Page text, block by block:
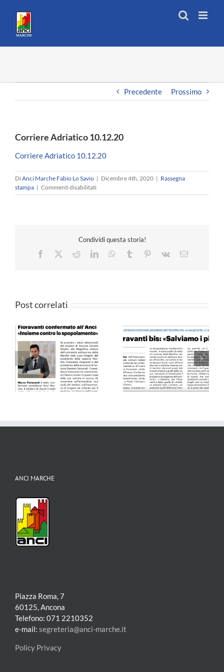
contenuto
Precedente Prossimo
Corriere Adriatico 10.12.20
Corriere Adriatico 10.12.20
DiAnci Marche Fabio Lo Savio | Dicembre 4th, 2020 | Rassegna
stampa | Commenti disabilitatisu
Corriere
Condividi questa storia!
Facebook
RedditLinkedInWhatsApp
Tumblr Pinterest
Vk Email
Post correlati
QN 10.09.24
Il Resto del Carlino –
25.05.24
ANCI MARCHE
Piazza Roma, 7
60125, Ancona
Telefono: 071 2210352
e-mail: segreteria@anci-marche.it
Policy Privacy